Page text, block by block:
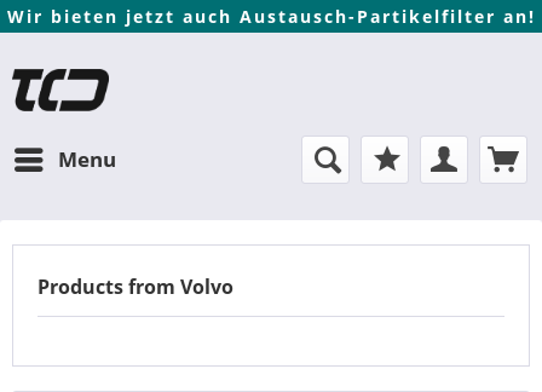
Wir bieten jetzt auch Austausch-Partikelfilter an!
Menu
Products from Volvo